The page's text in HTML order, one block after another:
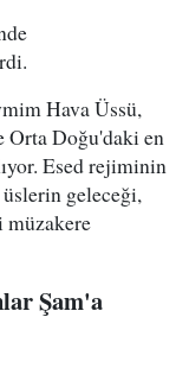
Hava Üssü,
Orta Doğu'daki en
Esed rejiminin
geleceği,
müzakere
Şam'a